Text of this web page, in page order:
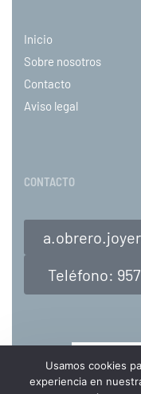
Inicio
Sobre nosotros
Contacto
Aviso legal
CONTACTO
Teléfono:
Usamos cookies para
navegando por la página,
Usamos cookies
experiencia en